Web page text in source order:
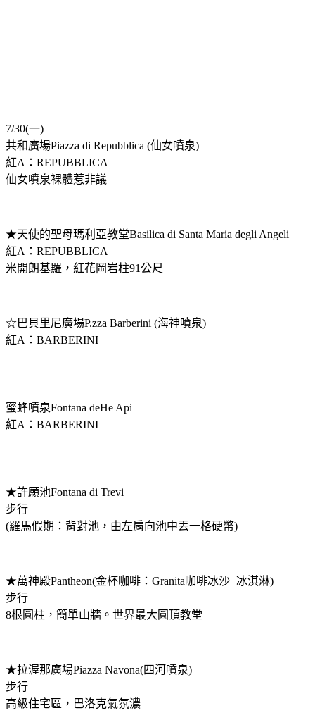
7/30(一)
共和廣場Piazza di Repubblica (仙女噴泉)
紅A：REPUBBLICA
仙女噴泉裸體惹非議
★天使的聖母瑪利亞教堂Basilica di Santa Maria degli Angeli
紅A：REPUBBLICA
米開朗基羅，紅花岡岩柱91公尺
☆巴貝里尼廣場P.zza Barberini (海神噴泉)
紅A：BARBERINI
蜜蜂噴泉Fontana deHe Api
紅A：BARBERINI
★許願池Fontana di Trevi
步行
(羅馬假期：背對池，由左肩向池中丟一格硬幣)
★萬神殿Pantheon(金杯咖啡：Granita咖啡冰沙+冰淇淋)
步行
8根圓柱，簡單山牆。世界最大圓頂教堂
★拉渥那廣場Piazza Navona(四河噴泉)
步行
高級住宅區，巴洛克氣氛濃